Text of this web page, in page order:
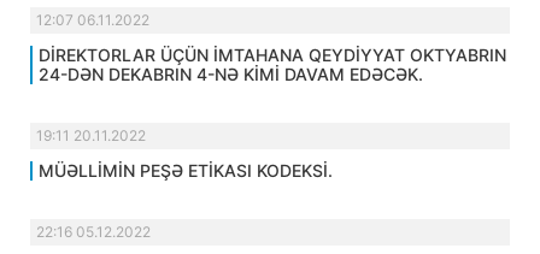
12:07 06.11.2022
DİREKTORLAR ÜÇÜN İMTAHANA QEYDİYYAT OKTYABRIN
24-DƏN DEKABRIN 4-NƏ KİMİ DAVAM EDƏCƏK.
19:11 20.11.2022
MÜƏLLİMİN PEŞƏ ETİKASI KODEKSİ.
22:16 05.12.2022